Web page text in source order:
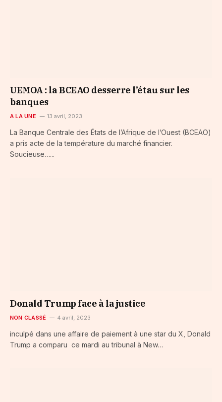
UEMOA : la BCEAO desserre l’étau sur les
banques
A LA UNE 13 avril, 2023
La Banque Centrale des États de l’Afrique de l’Ouest (BCEAO)
a pris acte de la température du marché financier.
Soucieuse…...
Donald Trump face à la justice
NON CLASSÉ 4 avril, 2023
inculpé dans une affaire de paiement à une star du X, Donald
Trump a comparu ce mardi au tribunal à New…